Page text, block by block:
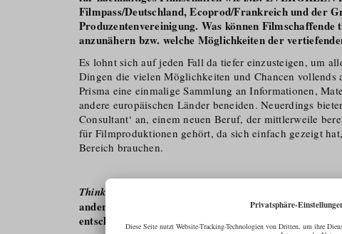
Filmpass/Deutschland, Ecoprod/Frankreich und der
Produzentenvereinigung. Was können
anzunähern bzw. welche Möglichkeiten der
Es lohnt sich auf jeden Fall da tiefer einzusteigen, um
Dingen die vielen Möglichkeiten und Chancen vollends
Prisma eine einmalige Sammlung an Informationen,
andere europäischen Länder beneiden. Neuerdings
Consultant‘ an, einem neuen Beruf, der mittlerweile
für Filmproduktionen gehört, da sich einfach gezeigt
Bereich brauchen.
Think Green
– Welche Chancen eröffnen sich
anderen Branchen, wenn sie sich für eine Aus- und
entscheiden?